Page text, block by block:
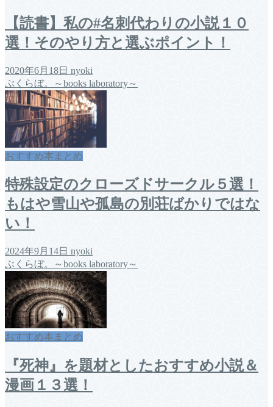
【読書】私の#名刺代わりの小説１０
選！そのやり方と選ぶポイント！
2020年6月18日 nyoki
ぶくらぼ。～books laboratory～
おすすめ本まとめ
特殊設定のクローズドサークル５選！
もはや雪山や孤島の別荘ばかりではな
い！
2024年9月14日 nyoki
ぶくらぼ。～books laboratory～
おすすめ本まとめ
『死神』を題材としたおすすめ小説＆
漫画１３選！